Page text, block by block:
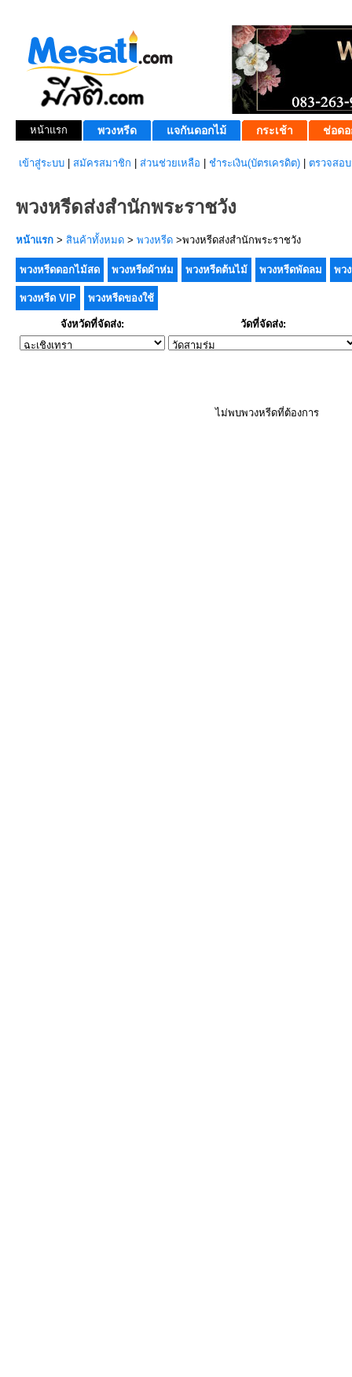
หน้าแรก พวงหรีด แจกันดอกไม้ กระเช้า ช่อดอ
เข้าสู่ระบบ สมัครสมาชิก ส่วนช่วยเหลือ ชำระเงิน(บัตรเครดิต) ตรวจสอ
พวงหรีดส่งสำนักพระราชวัง
หน้าแรก > สินค้าทั้งหมด > พวงหรีด >พวงหรีดส่งสำนักพระราชวัง
พวงหรีดดอกไม้สด พวงหรีดผ้าห่ม พวงหรีดต้นไม้ พวงหรีดพัดลม พว
พวงหรีด VIP พวงหรีดของใช้
จังหวัดที่จัดส่ง: วัดที่จัดส่ง:
ไม่พบพวงหรีดที่ต้องการ